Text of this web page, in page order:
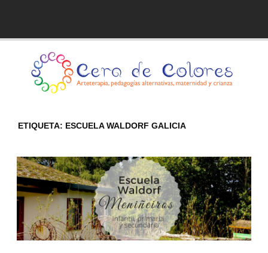
ETIQUETA: ESCUELA WALDORF GALICIA